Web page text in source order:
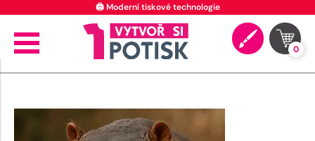
🖨️ Moderní tiskové technologie
0